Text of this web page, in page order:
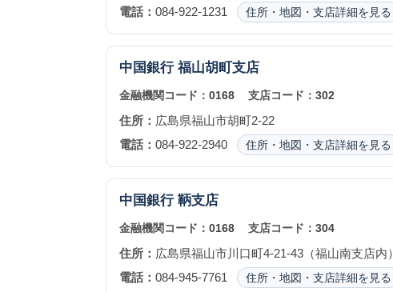
電話： 084-922-1231 住所・地図・支店詳細を見る
中国銀行 福山胡町支店
金融機関コード： 0168 支店コード： 302
住所： 広島県福山市胡町2-22
電話： 084-922-2940 住所・地図・支店詳細を見る
中国銀行 鞆支店
金融機関コード： 0168 支店コード： 304
住所： 広島県福山市川口町4-21-43（福山南支店内）
電話： 084-945-7761 住所・地図・支店詳細を見る